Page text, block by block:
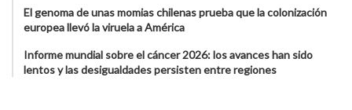
El genoma de unas momias chilenas prueba que la colonización
europea llevó la viruela a América
Informe mundial sobre el cáncer 2026: los avances han sido
lentos y las desigualdades persisten entre regiones